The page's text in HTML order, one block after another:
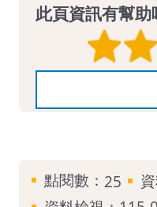
此頁資訊有幫助
點閱數： 25